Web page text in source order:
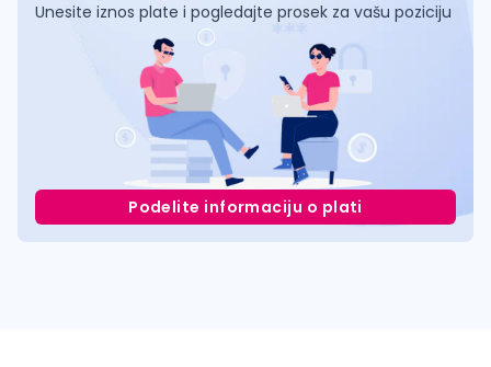
Unesite iznos plate i pogledajte prosek za vašu poziciju
Podelite informaciju o plati